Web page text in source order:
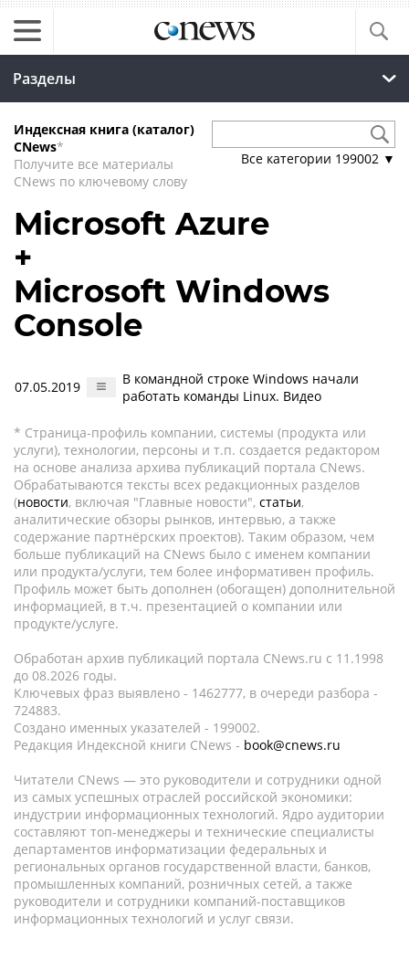
Разделы
Индексная книга (каталог)
CNews*
Получите все материалы
CNews по ключевому слову
Все категории 199002 ▼
Microsoft Azure
+
Microsoft Windows
Console
07.05.2019
В командной строке Windows начали
работать команды Linux. Видео
* Страница-профиль компании, системы (продукта или
услуги), технологии, персоны и т.п. создается редактором
на основе анализа архива публикаций портала CNews.
Обрабатываются тексты всех редакционных разделов
(новости, включая "Главные новости", статьи,
аналитические обзоры рынков, интервью, а также
содержание партнёрских проектов). Таким образом, чем
больше публикаций на CNews было с именем компании
или продукта/услуги, тем более информативен профиль.
Профиль может быть дополнен (обогащен) дополнительной
информацией, в т.ч. презентацией о компании или
продукте/услуге.
Обработан архив публикаций портала CNews.ru c 11.1998
до 08.2026 годы.
Ключевых фраз выявлено - 1462777, в очереди разбора -
724883.
Создано именных указателей - 199002.
Редакция Индексной книги CNews - book@cnews.ru
Читатели CNews — это руководители и сотрудники одной
из самых успешных отраслей российской экономики:
индустрии информационных технологий. Ядро аудитории
составляют топ-менеджеры и технические специалисты
департаментов информатизации федеральных и
региональных органов государственной власти, банков,
промышленных компаний, розничных сетей, а также
руководители и сотрудники компаний-поставщиков
информационных технологий и услуг связи.